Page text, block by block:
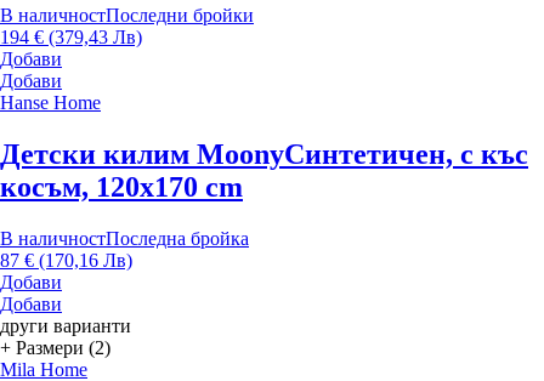
В наличностПоследни бройки
194 € (379,43 Лв)
Добави
Добави
Hanse Home
Детски килим MoonyСинтетичен, с къс
косъм, 120x170 cm
В наличностПоследна бройка
87 € (170,16 Лв)
Добави
Добави
други варианти
+ Размери (2)
Mila Home